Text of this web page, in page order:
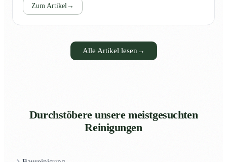
Zum Artikel →
Alle Artikel lesen →
Durchstöbere unsere meistgesuchten
Reinigungen